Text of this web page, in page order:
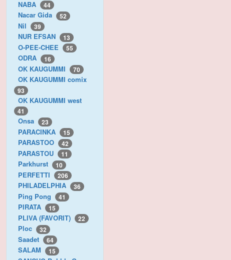
NABA 44
Nacar Gida 52
Nil 39
NUR EFSAN 13
O-PEE-CHEE 55
ODRA 16
OK KAUGUMMI 70
OK KAUGUMMI comix
93
OK KAUGUMMI west
41
Onsa 23
PARACINKA 15
PARASTOO 42
PARASTOU 11
Parkhurst 10
PERFETTI 206
PHILADELPHIA 36
Ping Pong 41
PIRATA 15
PLIVA (FAVORIT) 22
Ploc 32
Saadet 64
SALAM 15